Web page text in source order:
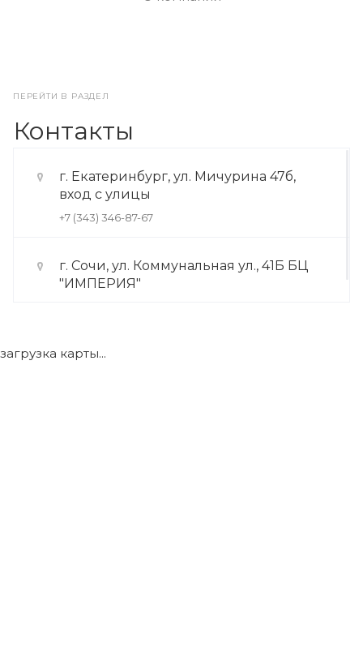
ПЕРЕЙТИ В РАЗДЕЛ
Контакты
г. Екатеринбург, ул. Мичурина 47б,
вход с улицы
+7 (343) 346-87-67
г. Сочи, ул. Коммунальная ул., 41Б БЦ
"ИМПЕРИЯ"
загрузка карты...